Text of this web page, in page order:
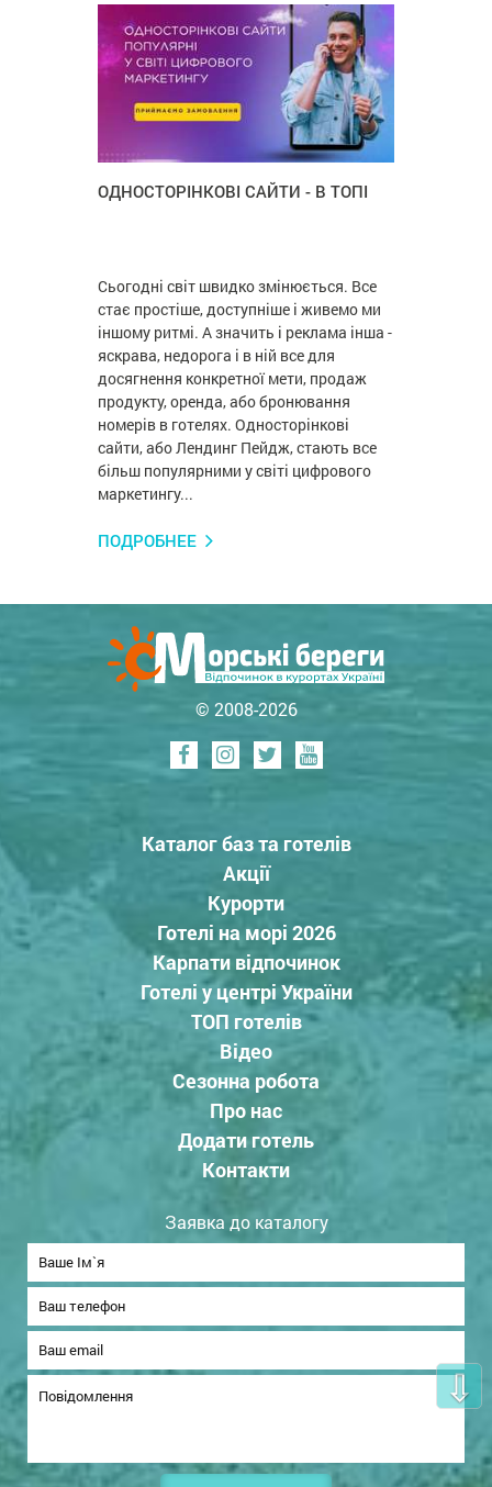
ОДНОСТОРІНКОВІ САЙТИ - В ТОПІ
Сьогодні світ швидко змінюється. Все
стає простіше, доступніше і живемо ми
іншому ритмі. А значить і реклама інша -
яскрава, недорога і в ній все для
досягнення конкретної мети, продаж
продукту, оренда, або бронювання
номерів в готелях. Односторінкові
сайти, або Лендинг Пейдж, стають все
більш популярними у світі цифрового
маркетингу...
ПОДРОБНЕЕ
© 2008-2026
Каталог баз та готелів
Акції
Курорти
Готелі на морі 2026
Карпати відпочинок
Готелі у центрі України
ТОП готелів
Відео
Сезонна робота
Про нас
Додати готель
Контакти
Заявка до каталогу
⇩